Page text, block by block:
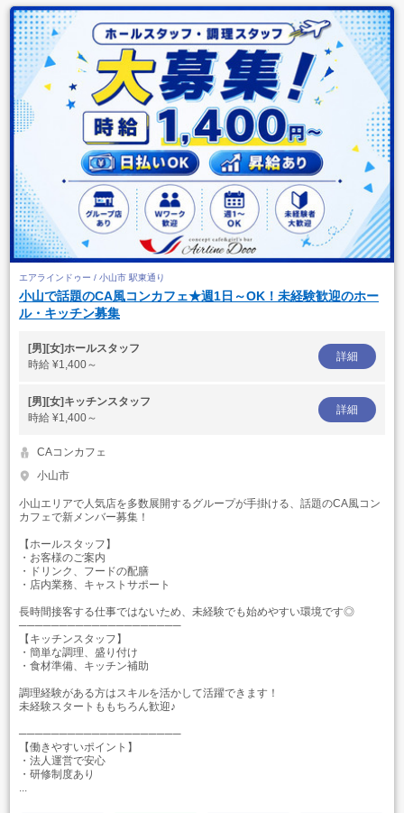
エアラインドゥー / 小山市 駅東通り
小山で話題のCA風コンカフェ★週1日～OK！未経験歓迎のホー
ル・キッチン募集
[男][女]ホールスタッフ
時給 ¥1,400～
詳細
[男][女]キッチンスタッフ
時給 ¥1,400～
詳細
CAコンカフェ
小山市
小山エリアで人気店を多数展開するグループが手掛ける、話題のCA風コン
カフェで新メンバー募集！
【ホールスタッフ】
・お客様のご案内
・ドリンク、フードの配膳
・店内業務、キャストサポート
長時間接客する仕事ではないため、未経験でも始めやすい環境です◎
────────────────────
【キッチンスタッフ】
・簡単な調理、盛り付け
・食材準備、キッチン補助
調理経験がある方はスキルを活かして活躍できます！
未経験スタートももちろん歓迎♪
────────────────────
【働きやすいポイント】
・法人運営で安心
・研修制度あり
...